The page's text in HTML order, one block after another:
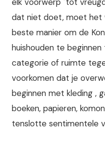
dat niet doet, moet het
beste manier om de
huishouden te
categorie of ruimte
voorkomen dat je
beginnen met kleding ,
boeken, papieren,
tenslotte sentimentele